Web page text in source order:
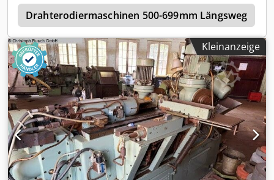
Drahterodiermaschinen 500-699mm Längsweg
Kleinanzeige